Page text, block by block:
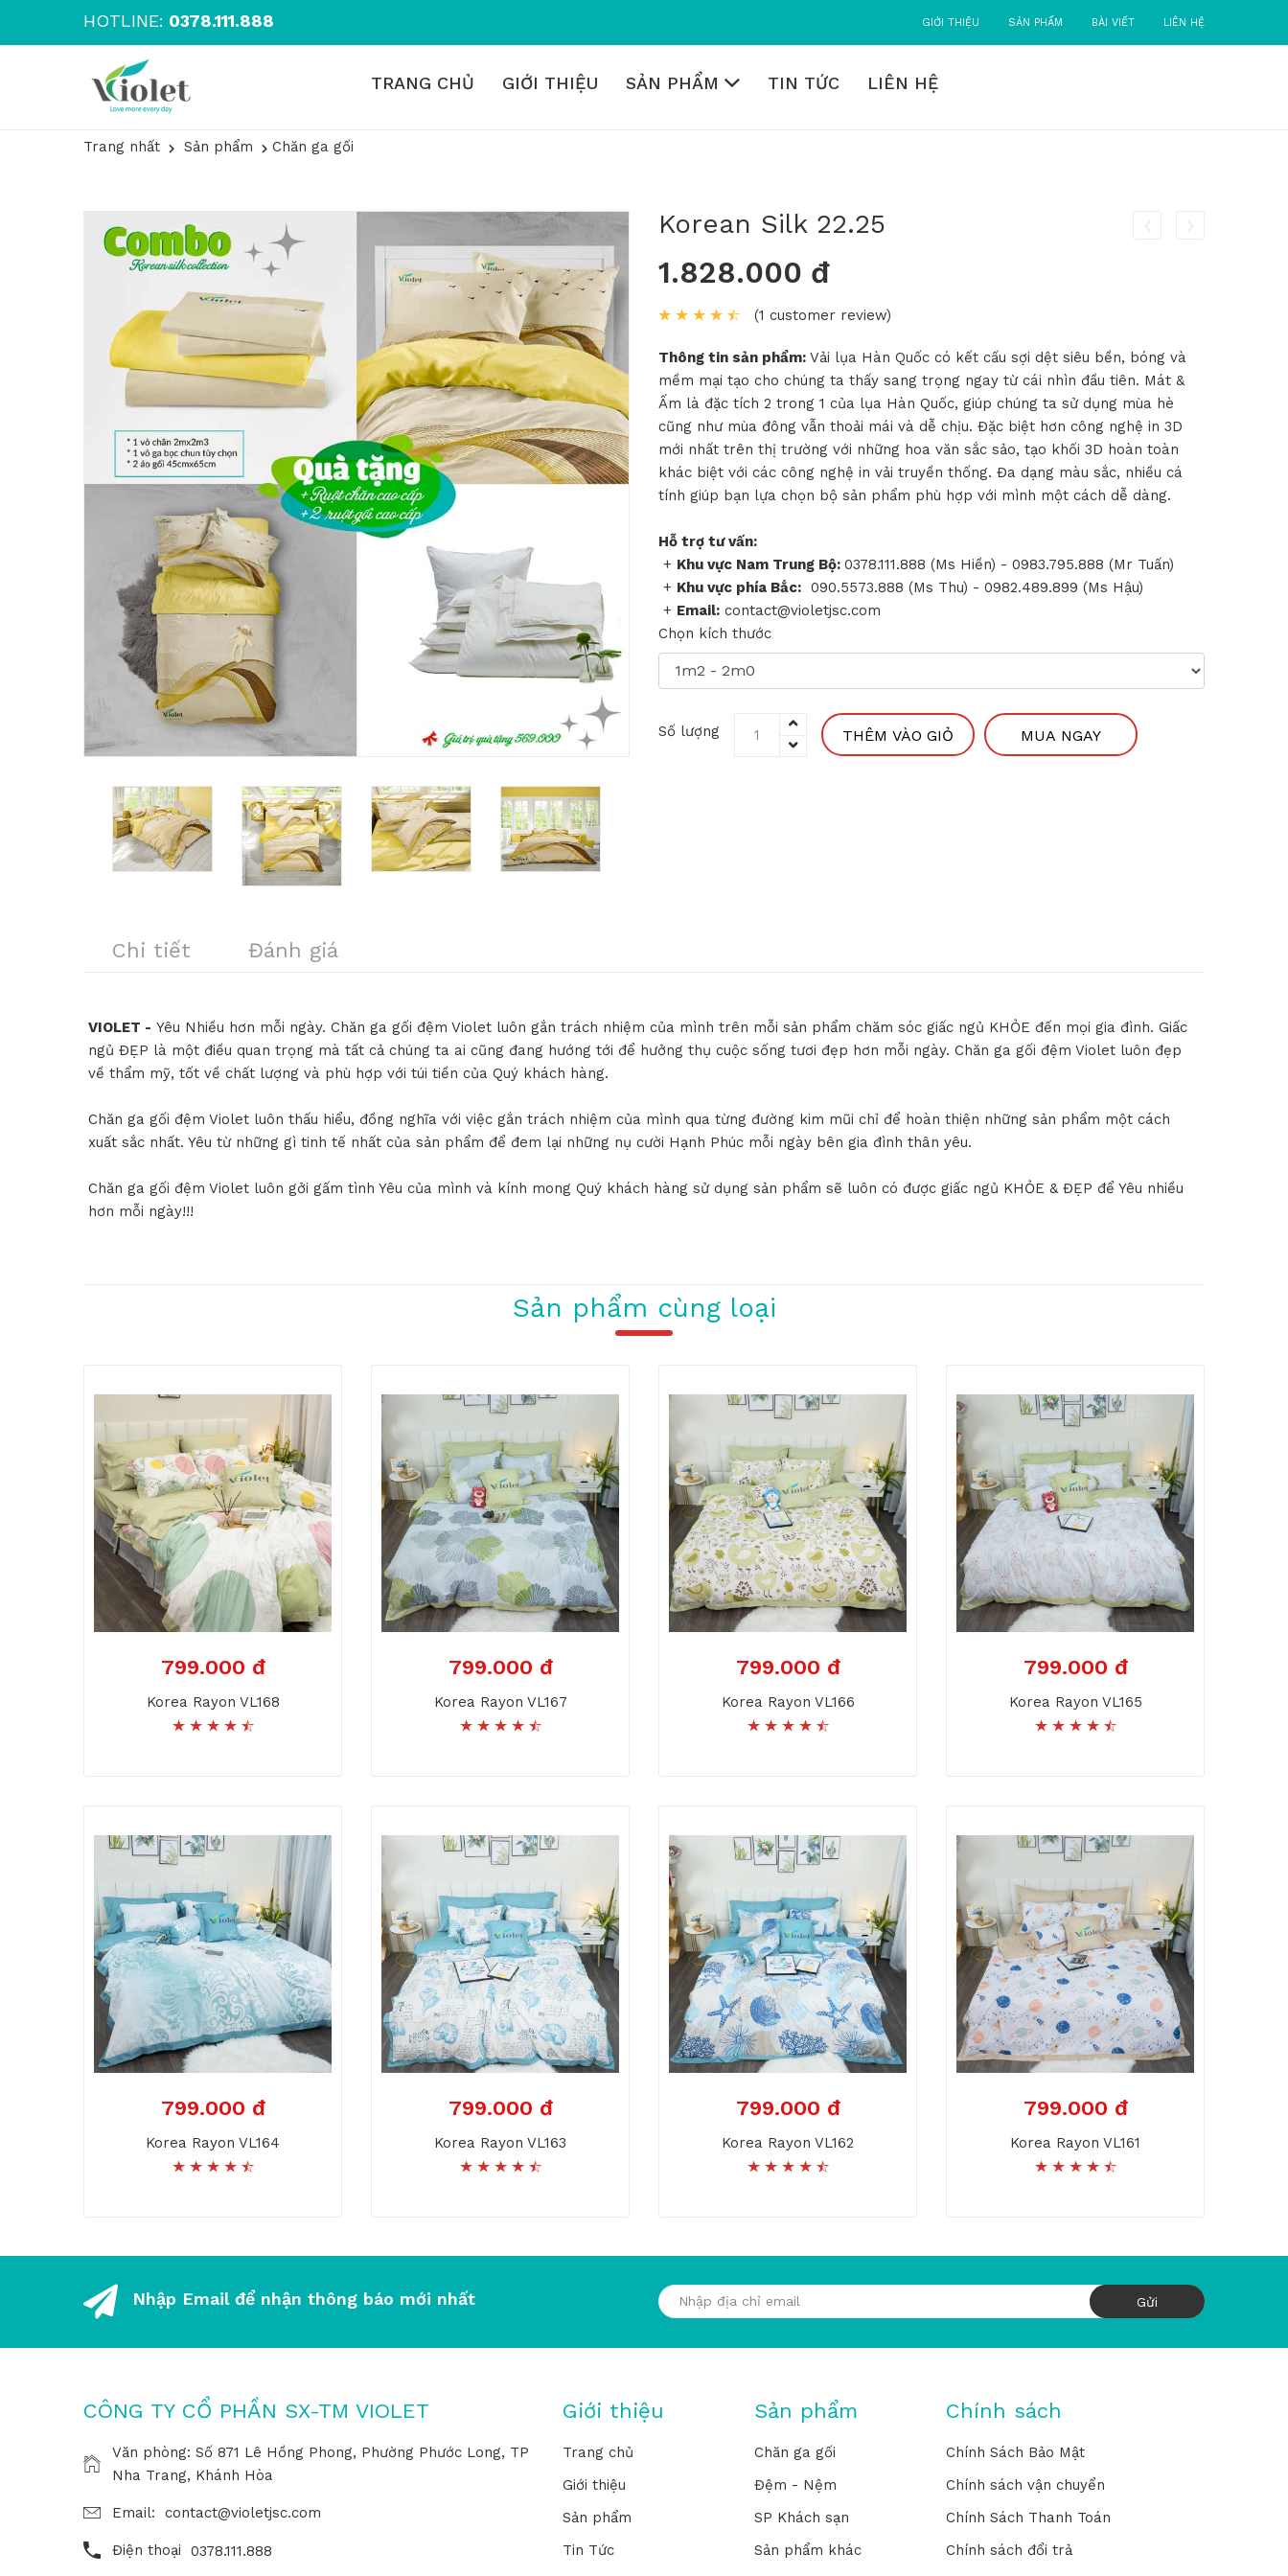
HOTLINE: 0378.111.888 GIỚI THIỆU SẢN PHẨM BÀI VIẾT LIÊN HỆ
TRANG CHỦ GIỚI THIỆU SẢN PHẨM TIN TỨC LIÊN HỆ
Trang nhất Sản phẩm Chăn ga gối
Korean Silk 22.25
1.828.000 đ
(1 customer review)
Thông tin sản phẩm: Vải lụa Hàn Quốc có kết cấu sợi dệt siêu bền, bóng và
mềm mại tạo cho chúng ta thấy sang trọng ngay từ cái nhìn đầu tiên. Mát &
Ấm là đặc tích 2 trong 1 của lụa Hàn Quốc, giúp chúng ta sử dụng mùa hè
cũng như mùa đông vẫn thoải mái và dễ chịu. Đặc biệt hơn công nghệ in 3D
mới nhất trên thị trường với những hoa văn sắc sảo, tạo khối 3D hoàn toàn
khác biệt với các công nghệ in vải truyền thống. Đa dạng màu sắc, nhiều cá
tính giúp bạn lựa chọn bộ sản phẩm phù hợp với mình một cách dễ dàng.
Hỗ trợ tư vấn:
+ Khu vực Nam Trung Bộ: 0378.111.888 (Ms Hiền) - 0983.795.888 (Mr Tuấn)
+ Khu vực phía Bắc: 090.5573.888 (Ms Thu) - 0982.489.899 (Ms Hậu)
+ Email: contact@violetjsc.com
Chọn kích thước
Số lượng THÊM VÀO GIỎ MUA NGAY
Chi tiết Đánh giá
VIOLET - Yêu Nhiều hơn mỗi ngày. Chăn ga gối đệm Violet luôn gắn trách nhiệm của mình trên mỗi sản phẩm chăm sóc giấc ngủ KHỎE đến mọi gia đình. Giấc
ngủ ĐẸP là một điều quan trọng mà tất cả chúng ta ai cũng đang hướng tới để hưởng thụ cuộc sống tươi đẹp hơn mỗi ngày. Chăn ga gối đệm Violet luôn đẹp
về thẩm mỹ, tốt về chất lượng và phù hợp với túi tiền của Quý khách hàng.
Chăn ga gối đệm Violet luôn thấu hiểu, đồng nghĩa với việc gắn trách nhiệm của mình qua từng đường kim mũi chỉ để hoàn thiện những sản phẩm một cách
xuất sắc nhất. Yêu từ những gì tinh tế nhất của sản phẩm để đem lại những nụ cười Hạnh Phúc mỗi ngày bên gia đình thân yêu.
Chăn ga gối đệm Violet luôn gởi gấm tình Yêu của mình và kính mong Quý khách hàng sử dụng sản phẩm sẽ luôn có được giấc ngủ KHỎE & ĐẸP để Yêu nhiều
hơn mỗi ngày!!!
Sản phẩm cùng loại
799.000 đ
Korea Rayon VL168
799.000 đ
Korea Rayon VL167
799.000 đ
Korea Rayon VL166
799.000 đ
Korea Rayon VL165
799.000 đ
Korea Rayon VL164
799.000 đ
Korea Rayon VL163
799.000 đ
Korea Rayon VL162
799.000 đ
Korea Rayon VL161
Nhập Email để nhận thông báo mới nhất
CÔNG TY CỔ PHẦN SX-TM VIOLET
Văn phòng: Số 871 Lê Hồng Phong, Phường Phước Long, TP
Nha Trang, Khánh Hòa
Email: contact@violetjsc.com
Điện thoại 0378.111.888
Giới thiệu
Trang chủ
Giới thiệu
Sản phẩm
Tin Tức
Sản phẩm
Chăn ga gối
Đệm - Nệm
SP Khách sạn
Sản phẩm khác
Chính sách
Chính Sách Bảo Mật
Chính sách vận chuyển
Chính Sách Thanh Toán
Chính sách đổi trả